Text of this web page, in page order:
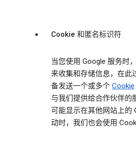
Cookie 和匿名标识符
当您使用 Google 服务时
来收集和存储信息，在此
备发送一个或多个 Cookie
与我们提供给合作伙伴的
可能显示在其他网站上的
动时，我们也会使用